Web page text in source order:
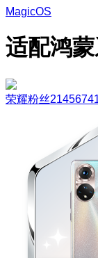
MagicOS
适配鸿
荣耀粉丝